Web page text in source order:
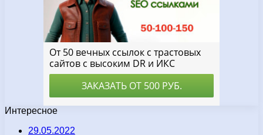
Интересное
29.05.2022